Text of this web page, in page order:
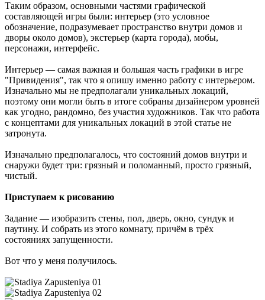
Таким образом, основными частями графической
составляющей игры были: интерьер (это условное
обозначение, подразумевает пространство внутри домов и
дворы около домов), экстерьер (карта города), мобы,
персонажи, интерфейс.
Интерьер — самая важная и большая часть графики в игре
"Привидения", так что я опишу именно работу с интерьером.
Изначально мы не предполагали уникальных локаций,
поэтому они могли быть в итоге собраны дизайнером уровней
как угодно, рандомно, без участия художников. Так что работа
с концептами для уникальных локаций в этой статье не
затронута.
Изначально предполагалось, что состояний домов внутри и
снаружи будет три: грязный и поломанный, просто грязный,
чистый.
Приступаем к рисованию
Задание — изобразить стены, пол, дверь, окно, сундук и
паутину. И собрать из этого комнату, причём в трёх
состояниях запущенности.
Вот что у меня получилось.